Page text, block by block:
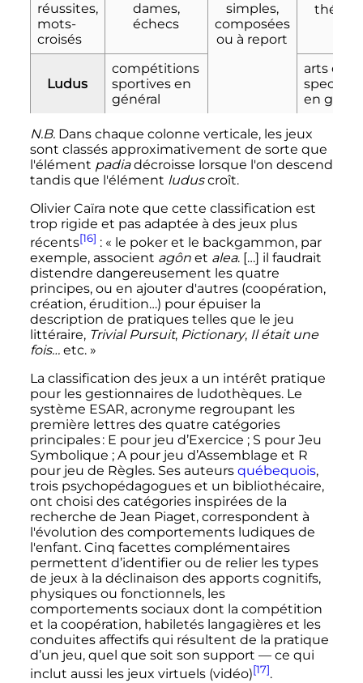
simples,
composées
ou à report
réussites,
mots-
croisés
dames,
échecs
Ludus
compétitions
sportives en
général
arts du
en
N.B.Dans chaque colonne verticale, les jeux
sont classés approximativement de sorte que
l'élément padiadécroisse lorsque l'on descend
tandis que l'élément luduscroît.
Olivier Caïra note que cette classification est
trop rigide et pas adaptée à des jeux plus
récents[16] : « le poker et le backgammon, par
exemple, associent agônet alea. […] il faudrait
distendre dangereusement les quatre
principes, ou en ajouter d'autres (coopération,
création, érudition…) pour épuiser la
description de pratiques telles que le jeu
littéraire, Trivial Pursuit, Pictionary, Il était une
fois…etc. »
La classification des jeux a un intérêt pratique
pour les gestionnaires de ludothèques. Le
système ESAR, acronyme regroupant les
première lettres des quatre catégories
principales : E pour jeu d’Exercice ; S pour Jeu
Symbolique ; A pour jeu d’Assemblage et R
pour jeu de Règles. Ses auteurs québequois,
trois psychopédagogues et un bibliothécaire,
ont choisi des catégories inspirées de la
recherche de Jean Piaget, correspondent à
l'évolution des comportements ludiques de
l'enfant. Cinq facettes complémentaires
permettent d’identifier ou de relier les types
de jeux à la déclinaison des apports cognitifs,
physiques ou fonctionnels, les
comportements sociaux dont la compétition
et la coopération, habiletés langagières et les
conduites affectifs qui résultent de la pratique
d’un jeu, quel que soit son support — ce qui
inclut aussi les jeux virtuels (vidéo)[17].